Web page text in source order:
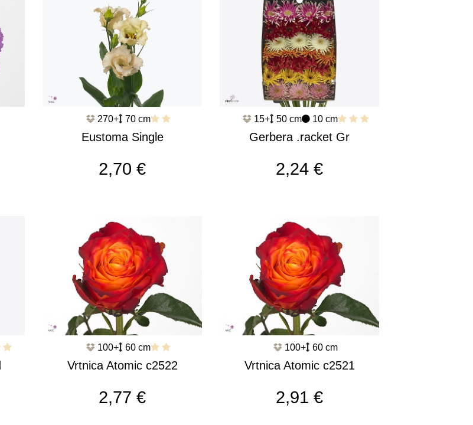
270+ 70 cm
Eustoma Single
2,70 €
15+ 50 cm 10 cm
Gerbera .racket Gr
2,24 €
100+ 60 cm
Vrtnica Atomic c2522
2,77 €
100+ 60 cm
Vrtnica Atomic c2521
2,91 €